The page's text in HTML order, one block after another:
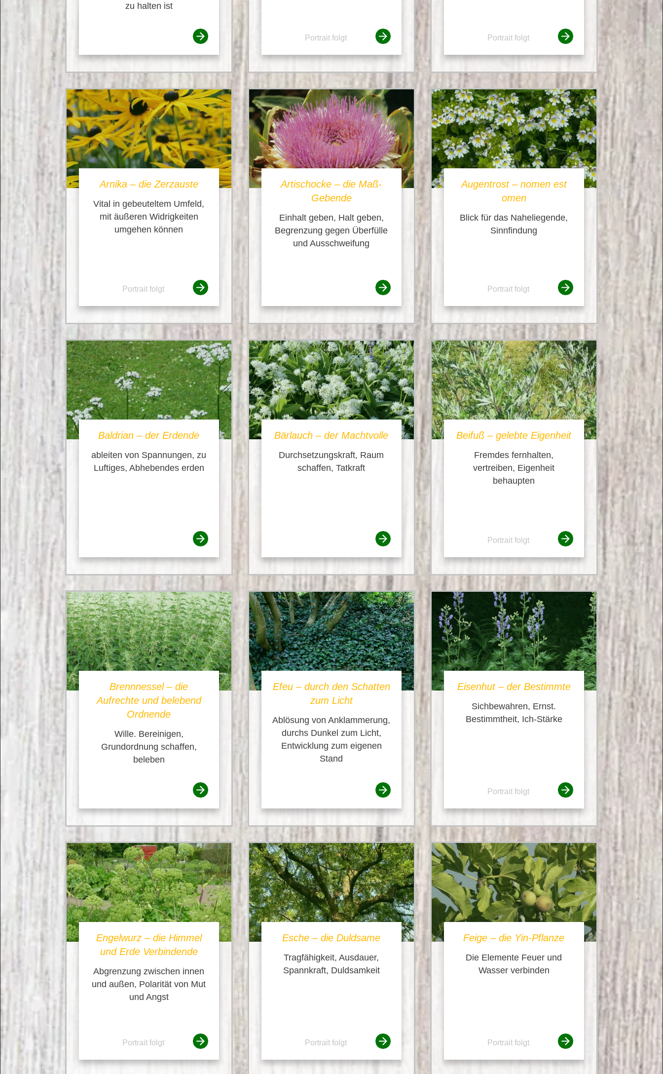
zu halten ist
Portrait folgt Portrait folgt
Arnika – die Zerzauste
Vital in gebeuteltem Umfeld,
mit äußeren Widrigkeiten
umgehen können
Portrait folgt
Artischocke – die Maß-
Gebende
Einhalt geben, Halt geben,
Begrenzung gegen Überfülle
und Ausschweifung
Augentrost – nomen est
omen
Blick für das Naheliegende,
Sinnfindung
Portrait folgt
Baldrian – der Erdende
ableiten von Spannungen, zu
Luftiges, Abhebendes erden
Bärlauch – der Machtvolle
Durchsetzungskraft, Raum
schaffen, Tatkraft
Beifuß – gelebte Eigenheit
Fremdes fernhalten,
vertreiben, Eigenheit
behaupten
Portrait folgt
Brennnessel – die
Aufrechte und belebend
Ordnende
Wille. Bereinigen,
Grundordnung schaffen,
beleben
Efeu – durch den Schatten
zum Licht
Ablösung von Anklammerung,
durchs Dunkel zum Licht,
Entwicklung zum eigenen
Stand
Eisenhut – der Bestimmte
Sichbewahren, Ernst.
Bestimmtheit, Ich-Stärke
Portrait folgt
Engelwurz – die Himmel
und Erde Verbindende
Abgrenzung zwischen innen
und außen, Polarität von Mut
und Angst
Portrait folgt
Esche – die Duldsame
Tragfähigkeit, Ausdauer,
Spannkraft, Duldsamkeit
Portrait folgt
Feige – die Yin-Pflanze
Die Elemente Feuer und
Wasser verbinden
Portrait folgt